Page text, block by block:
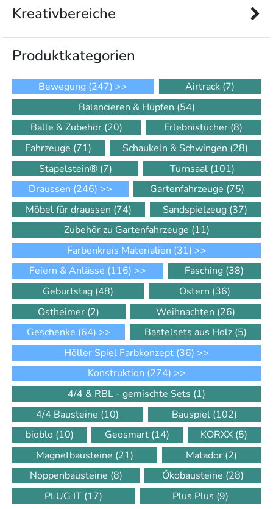
Kreativbereiche
Produkt­kategorien
Bewegung (247) >> Airtrack (7)
Balancieren & Hüpfen (54)
Bälle & Zubehör (20) Erlebnistücher (8)
Fahrzeuge (71) Schaukeln & Schwingen (28)
Stapelstein® (7) Turnsaal (101)
Draussen (246) >> Gartenfahrzeuge (75)
Möbel für draussen (74) Sandspielzeug (37)
Zubehör zu Gartenfahrzeuge (11)
Farbenkreis Materialien (31) >>
Feiern & Anlässe (116) >> Fasching (38)
Geburtstag (48) Ostern (36)
Ostheimer (2) Weihnachten (26)
Geschenke (64) >> Bastelsets aus Holz (5)
Höller Spiel Farbkonzept (36) >>
Konstruktion (274) >>
4/4 & RBL - gemischte Sets (1)
4/4 Bausteine (10) Bauspiel (102)
bioblo (10) Geosmart (14) KORXX (5)
Magnetbausteine (21) Matador (2)
Noppenbausteine (8) Ökobausteine (28)
PLUG IT (17) Plus Plus (9)